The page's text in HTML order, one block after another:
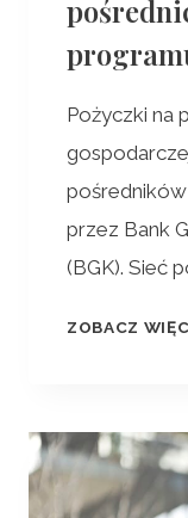
Pożyczki na
przez Bank
(BGK). Sieć
ZOBACZ